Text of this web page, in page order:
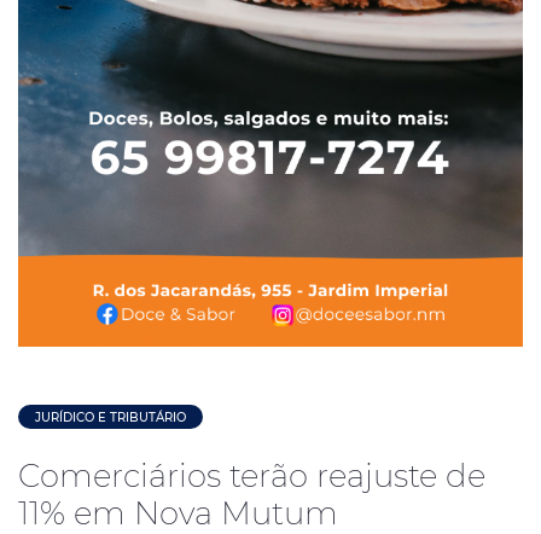
JURÍDICO E TRIBUTÁRIO
Comerciários terão reajuste de
11% em Nova Mutum